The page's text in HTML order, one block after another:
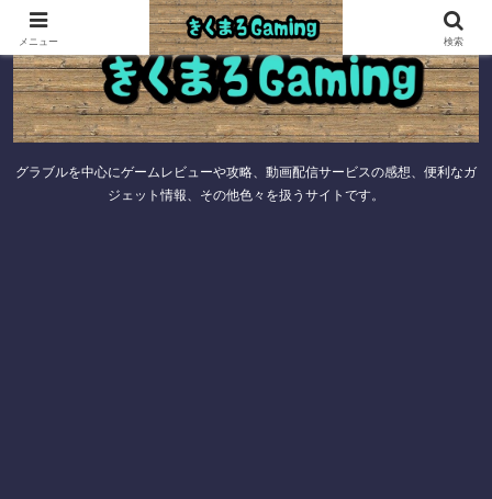
グラブルを中心にゲームレビューや攻略、動画配信サービスの感想、便利なガ
ジェット情報、その他色々を扱うサイトです。
メニュー 検索